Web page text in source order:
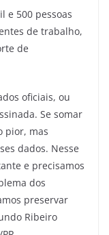
e 500 pessoas
de trabalho,
de
oficiais, ou
Se somar
pior, mas
dados. Nesse
e precisamos
dos
preservar
Ribeiro